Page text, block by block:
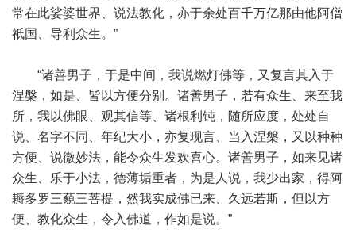
常在此娑婆世界、说法教化，亦于余处百千万亿那由他阿僧
祇国、导利众生。”
“诸善男子，于是中间，我说燃灯佛等，又复言其入于
涅槃，如是、皆以方便分别。诸善男子，若有众生、来至我
所，我以佛眼、观其信等、诸根利钝，随所应度，处处自
说、名字不同、年纪大小，亦复现言、当入涅槃，又以种种
方便、说微妙法，能令众生发欢喜心。诸善男子，如来见诸
众生、乐于小法，德薄垢重者，为是人说，我少出家，得阿
耨多罗三藐三菩提，然我实成佛已来、久远若斯，但以方
便、教化众生，令入佛道，作如是说。”